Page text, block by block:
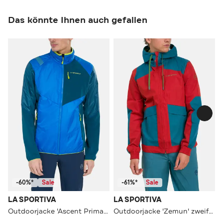
Das könnte Ihnen auch gefallen
-60%* Sale
LA SPORTIVA
Outdoorjacke 'Ascent Primaloft' mehrfarbig
-61%* Sale
LA SPORTIVA
Outdoorjacke 'Zemun' zweifarbig